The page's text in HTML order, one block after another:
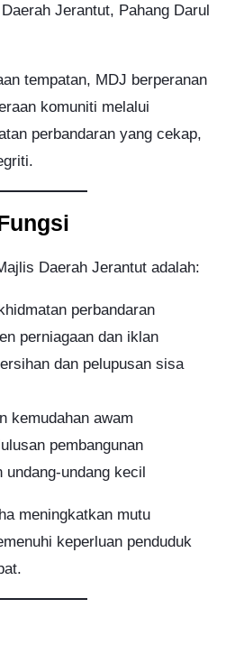
Jerantut, Pahang Darul
tempatan, MDJ berperanan
komuniti melalui
perbandaran yang cekap,
Daerah Jerantut adalah:
perbandaran
perniagaan dan iklan
dan pelupusan sisa
kemudahan awam
pembangunan
undang-undang kecil
meningkatkan mutu
keperluan penduduk